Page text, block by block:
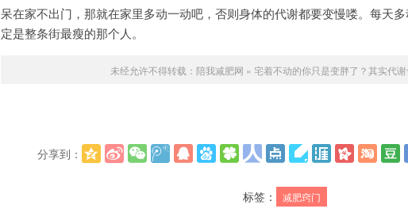
呆在家不出门，那就在家里多动一动吧，否则身体的代谢都要变慢喽。每天
定是整条街最瘦的那个人。
未经允许不得转载： 陪我减肥网 » 宅着不动的你只是变胖了？其实代
分享到：
标签： 减肥窍门